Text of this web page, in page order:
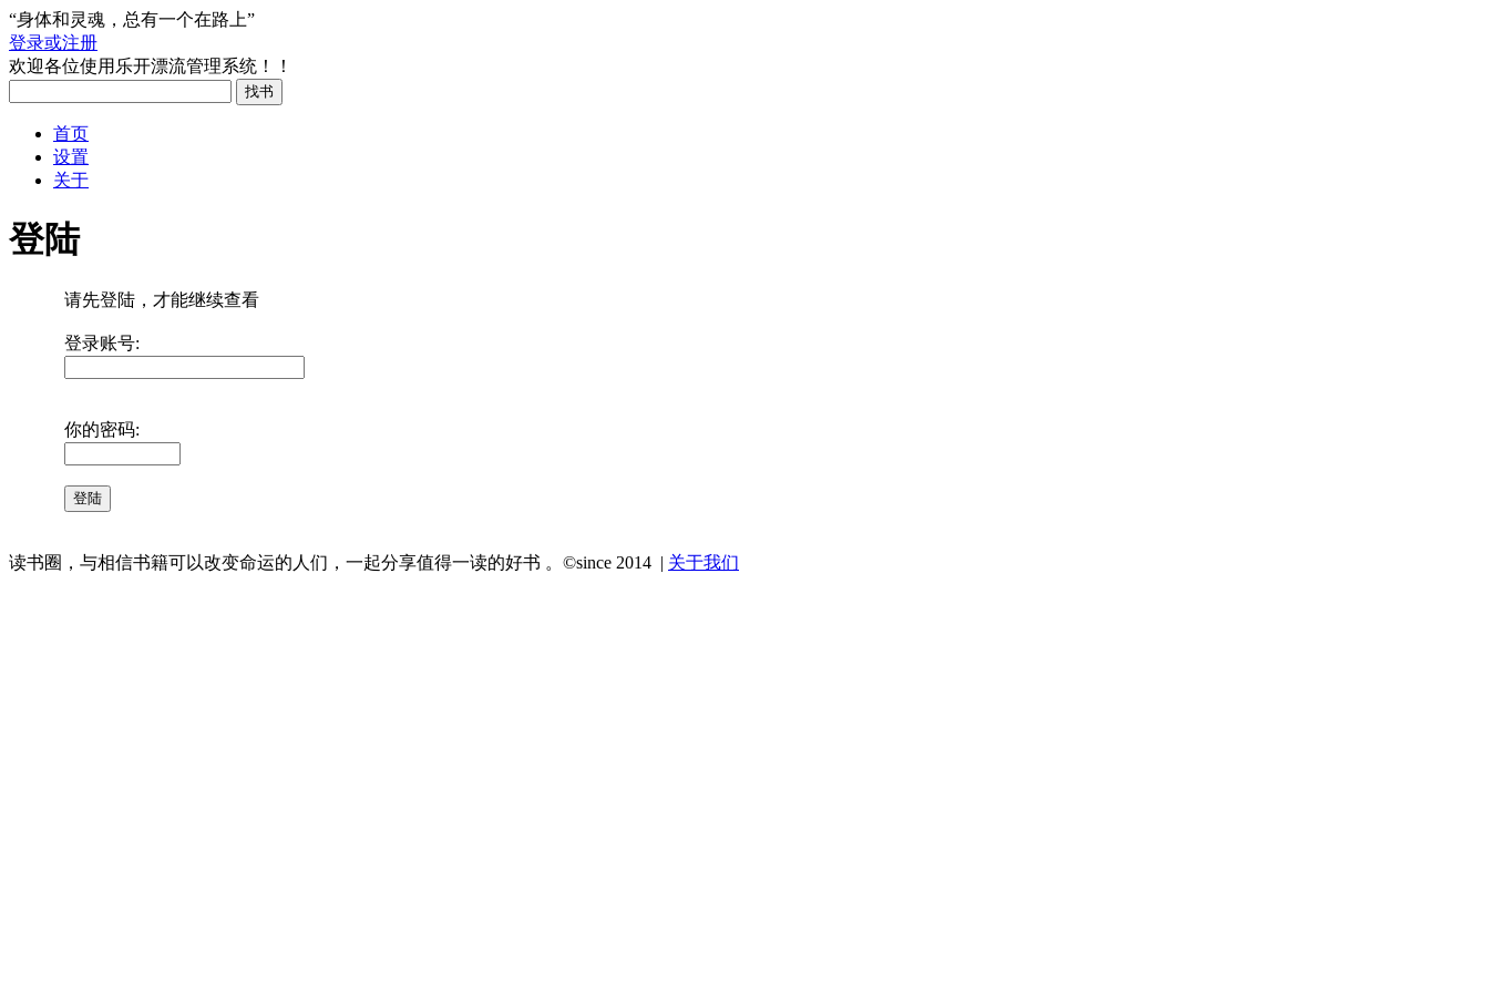
“身体和灵魂，总有一个在路上”
登录或注册
欢迎各位使用乐开漂流管理系统！！
首页
设置
关于
登陆
请先登陆，才能继续查看
登录账号:
你的密码:
读书圈，与相信书籍可以改变命运的人们，一起分享值得一读的好书 。©since 2014 | 关于我们